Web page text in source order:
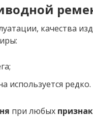
качества
используется редко.
при любых